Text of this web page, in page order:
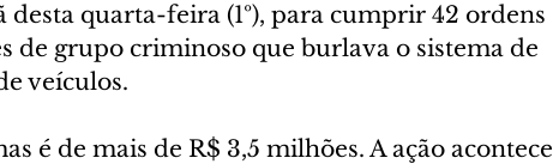
quarta-feira (1º), para cumprir 42 ordens
de grupo criminoso que burlava o sistema de
veículos.
é de mais de R$ 3,5 milhões. A ação acontece